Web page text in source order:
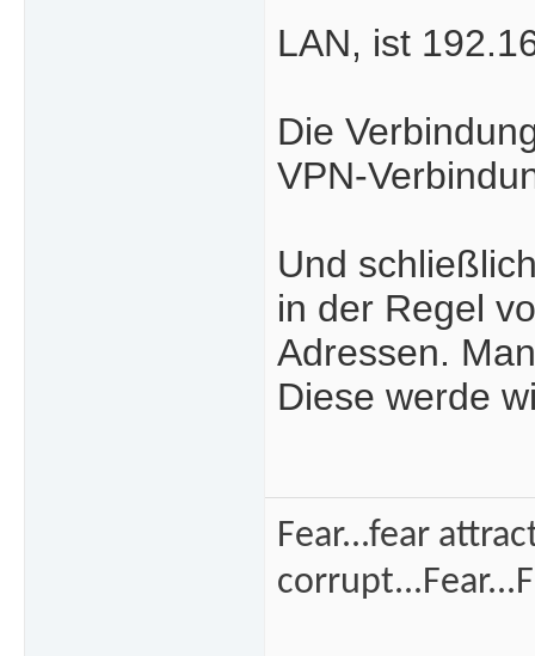
LAN, ist
Die
VPN-
Und
in der Regel
Adressen.
Diese werde
Fear...fear